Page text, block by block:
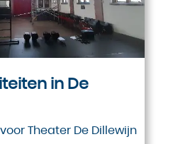
in De
Theater De Dillewijn